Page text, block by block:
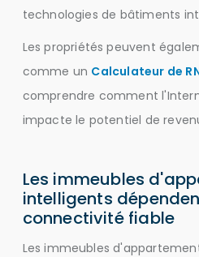
technologies de bâtiments
Les propriétés peuvent
comme un Calculateur de
comprendre comment
impacte le potentiel de
Les immeubles
intelligents
connectivité fiable
Les immeubles